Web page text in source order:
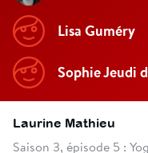
Lisa Guméry
Sophie Jeudi
Laurine Mathieu
Saison 3, épisode 5 :